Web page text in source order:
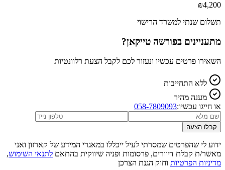
₪4,200
תשלום שנתי למשרד הרישוי
מתעניינים בפורשה טייקאן?
השאירו פרטים עכשיו ונעזור לכם לקבל הצעת רלוונטיות
ללא התחייבות
מענה מהיר
או חייגו עכשיו:058-7809093
קבלו הצעה
ידוע לי שהפרטים שמסרתי לעיל ייכללו במאגרי המידע של קארזון ואני
מאשר/ת קבלת דיוורים, פרסומות ופניה שיווקית בהתאם לתנאי השימוש,
מדיניות הפרטיות וחוק הגנת הצרכן